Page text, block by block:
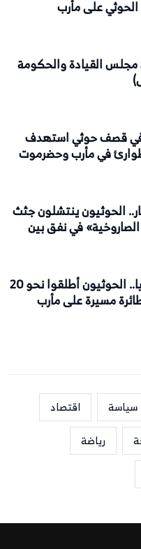
على مأرب
القيادة والحكومة
جندياً في قصف حوثي استهدف
في مأرب وحضرموت
الحوثيون ينتشلون جثث
الصاروخية» في نفق بين
مقتل وإصابة 16 مدنيا.. الحوثيون أطلقوا نحو 20
سياسة
اقتصاد
رياضة